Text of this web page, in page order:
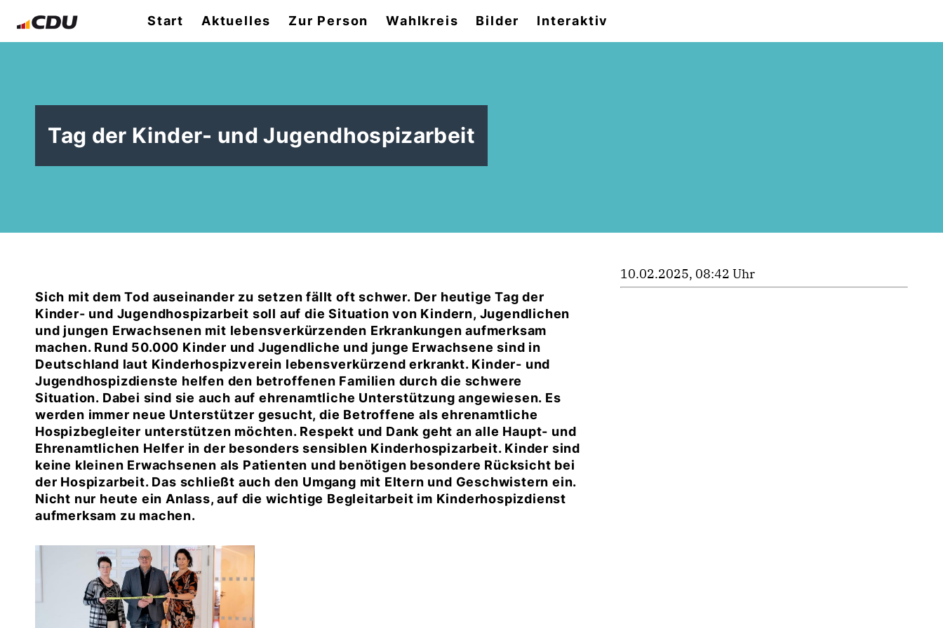
Start Aktuelles Zur Person Wahlkreis Bilder Interaktiv
Tag der Kinder- und Jugendhospizarbeit
Sich mit dem Tod auseinander zu setzen fällt oft schwer. Der heutige Tag der
Kinder- und Jugendhospizarbeit soll auf die Situation von Kindern, Jugendlichen
und jungen Erwachsenen mit lebensverkürzenden Erkrankungen aufmerksam
machen. Rund 50.000 Kinder und Jugendliche und junge Erwachsene sind in
Deutschland laut Kinderhospizverein lebensverkürzend erkrankt. Kinder- und
Jugendhospizdienste helfen den betroffenen Familien durch die schwere
Situation. Dabei sind sie auch auf ehrenamtliche Unterstützung angewiesen. Es
werden immer neue Unterstützer gesucht, die Betroffene als ehrenamtliche
Hospizbegleiter unterstützen möchten. Respekt und Dank geht an alle Haupt- und
Ehrenamtlichen Helfer in der besonders sensiblen Kinderhospizarbeit. Kinder sind
keine kleinen Erwachsenen als Patienten und benötigen besondere Rücksicht bei
der Hospizarbeit. Das schließt auch den Umgang mit Eltern und Geschwistern ein.
Nicht nur heute ein Anlass, auf die wichtige Begleitarbeit im Kinderhospizdienst
aufmerksam zu machen.
10.02.2025, 08:42 Uhr